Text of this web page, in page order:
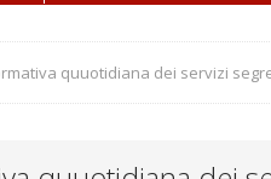
[ 5 Luglio 2026 ]
quuotidiana dei servizi